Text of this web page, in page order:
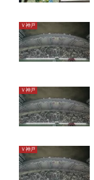
Ｖ神戸
Ｖ神戸
Ｖ神戸